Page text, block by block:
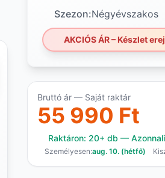
Szezon:Négyévszakos
AKCIÓS ÁR – Készlet
Bruttó ár — Saját raktár
55 990 Ft
Raktáron: 20+ db —
Személyesen:aug. 10. (hétfő)